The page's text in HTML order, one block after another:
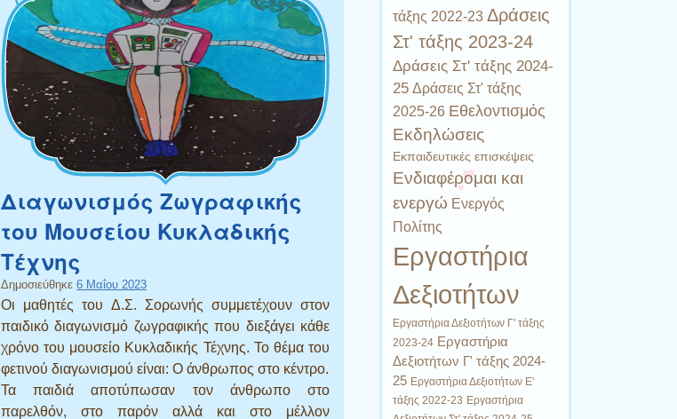
Διαγωνισμός Ζωγραφικής
του Μουσείου Κυκλαδικής
Τέχνης
Δημοσιεύθηκε 6 Μαΐου 2023
Οι μαθητές του Δ.Σ. Σορωνής συμμετέχουν στον
παιδικό διαγωνισμό ζωγραφικής που διεξάγει κάθε
χρόνο του μουσείο Κυκλαδικής Τέχνης. Το θέμα του
φετινού διαγωνισμού είναι: Ο άνθρωπος στο κέντρο.
Τα παιδιά αποτύπωσαν τον άνθρωπο στο
παρελθόν, στο παρόν αλλά και στο μέλλον
τάξης 2022-23 Δράσεις
Στ' τάξης 2023-24
Δράσεις Στ' τάξης 2024-
25 Δράσεις Στ' τάξης
2025-26 Εθελοντισμός
Εκδηλώσεις
Εκπαιδευτικές επισκέψεις
Ενδιαφέρομαι και
ενεργώ Ενεργός
Πολίτης
Εργαστήρια
Δεξιοτήτων
Εργαστήρια Δεξιοτήτων Γ' τάξης
2023-24 Εργαστήρια
Δεξιοτήτων Γ' τάξης 2024-
25 Εργαστήρια Δεξιοτήτων Ε'
τάξης 2022-23 Εργαστήρια